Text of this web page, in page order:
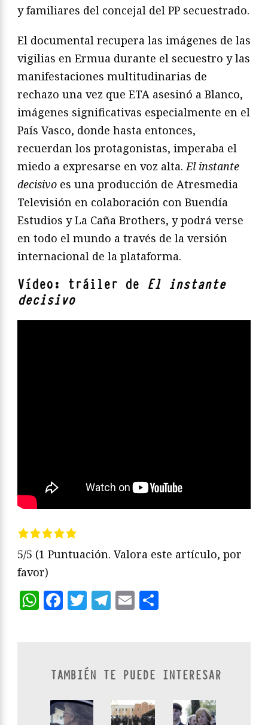
y familiares del concejal del PP secuestrado.
El documental recupera las imágenes de las
vigilias en Ermua durante el secuestro y las
manifestaciones multitudinarias de
rechazo una vez que ETA asesinó a Blanco,
imágenes significativas especialmente en el
País Vasco, donde hasta entonces,
recuerdan los protagonistas, imperaba el
miedo a expresarse en voz alta. El instante
decisivo es una producción de Atresmedia
Televisión en colaboración con Buendía
Estudios y La Caña Brothers, y podrá verse
en todo el mundo a través de la versión
internacional de la plataforma.
Vídeo: tráiler de El instante
decisivo
5/5 (1 Puntuación. Valora este artículo, por
favor)
WhatsApp
Facebook
Twitter
Telegram
Email
TAMBIÉN TE PUEDE INTERESAR